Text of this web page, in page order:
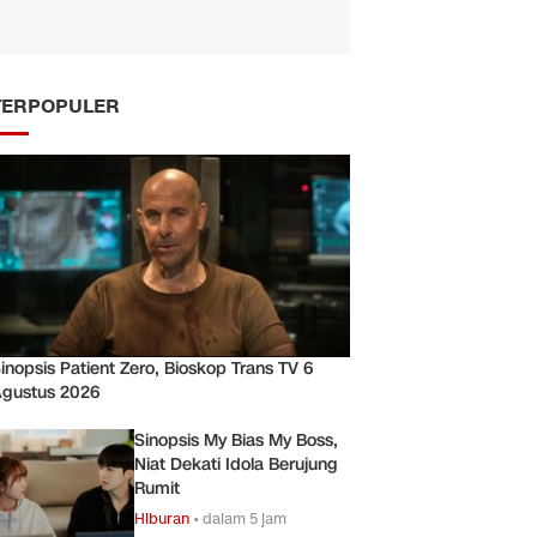
Patient Zero, Bioskop Trans TV 6
2026
Sinopsis My Bias My Boss,
Niat Dekati Idola Berujung
Rumit
Hiburan •dalam 5 jam